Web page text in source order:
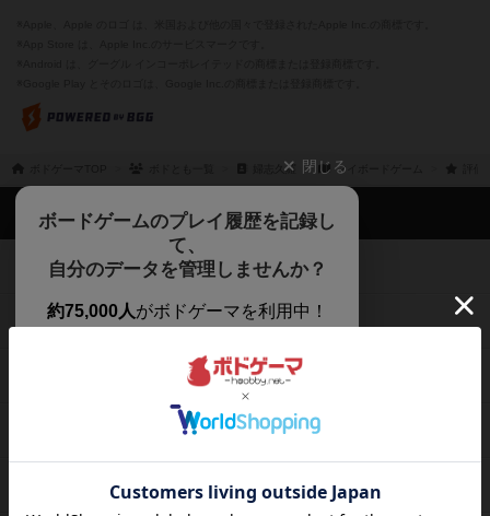
婦志久羅 マイボードゲーム
閉じる
ボードゲームのプレイ履歴を記録し
て、
自分のデータを管理しませんか？
約75,000人がボドゲーマを利用中！
遊んだボードゲームを記録する
気になるゲームのレビューを読む
お気に入り作品・所有リストの共
ログイン / 会員登録（10秒）
ボドゲーマTOP
ボードゲームを検索する
ボードゲームの新着レビュー
ボードゲーム会情報
掲示板・トピックス